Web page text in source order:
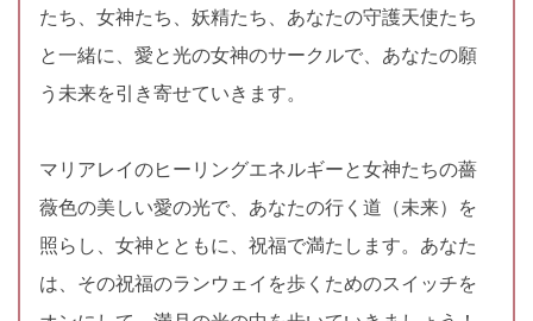
たち、女神たち、妖精たち、あなたの守護天使たち
と一緒に、愛と光の女神のサークルで、あなたの願
う未来を引き寄せていきます。
マリアレイのヒーリングエネルギーと女神たちの薔
薇色の美しい愛の光で、あなたの行く道（未来）を
照らし、女神とともに、祝福で満たします。あなた
は、その祝福のランウェイを歩くためのスイッチを